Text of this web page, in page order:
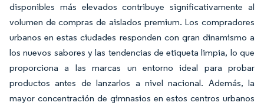
disponibles más elevados contribuye significativamente al
volumen de compras de aislados premium. Los compradores
urbanos en estas ciudades responden con gran dinamismo a
los nuevos sabores y las tendencias de etiqueta limpia, lo que
proporciona a las marcas un entorno ideal para probar
productos antes de lanzarlos a nivel nacional. Además, la
mayor concentración de gimnasios en estos centros urbanos